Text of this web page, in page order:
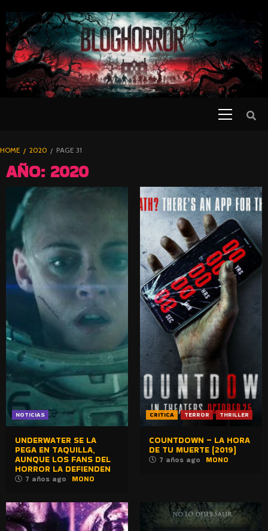
TO
CONTENT
BLOGHORROR
⋆
HOME 2020 PAGE 31
AÑO: 2020
NOTICIAS
UNDERWATER SE LA
PEGA EN TAQUILLA,
AUNQUE LOS FANS DEL
HORROR LA DEFIENDEN
7 años ago MONO
CRITICA TERROR THRILLER
COUNTDOWN – LA HORA
DE TU MUERTE (2019)
7 años ago MONO